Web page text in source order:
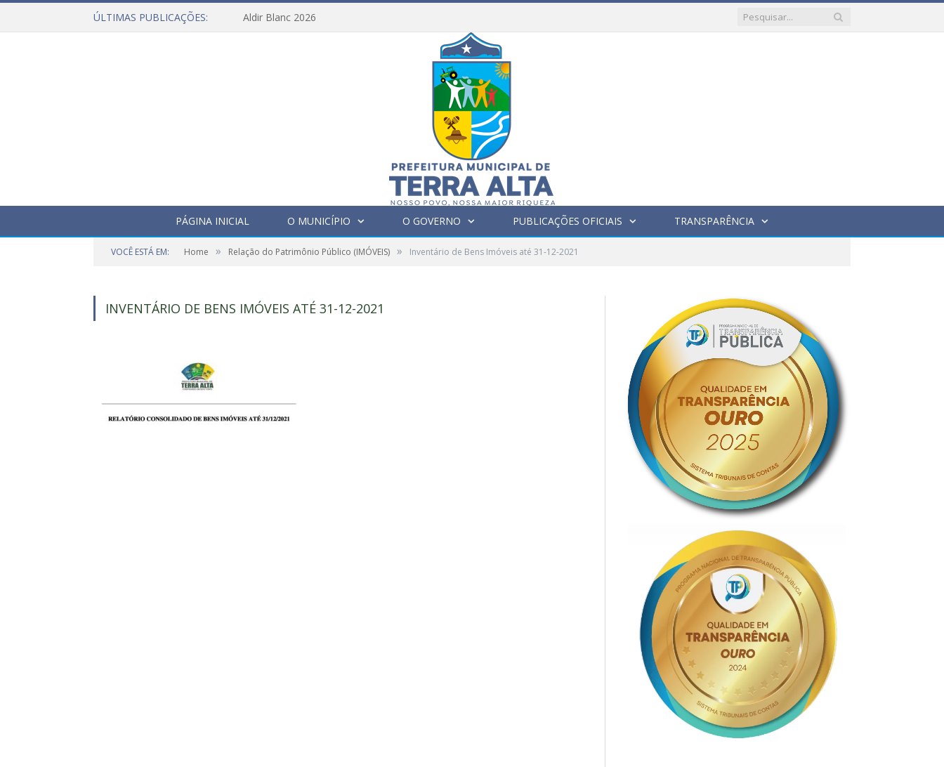
ÚLTIMAS PUBLICAÇÕES: Aldir Blanc 2026
PÁGINA INICIAL O MUNICÍPIO O GOVERNO PUBLICAÇÕES OFICIAIS TRANSPARÊNCIA
VOCÊ ESTÁ EM: Home » Relação do Patrimônio Público (IMÓVEIS) » Inventário de Bens Imóveis até 31-12-2021
INVENTÁRIO DE BENS IMÓVEIS ATÉ 31-12-2021